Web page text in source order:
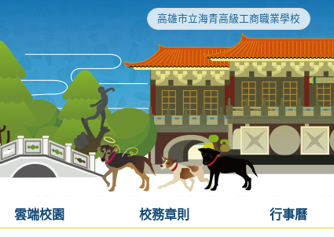
高雄市立海青高級工商職業學校
雲端校園 校務章則 行事曆